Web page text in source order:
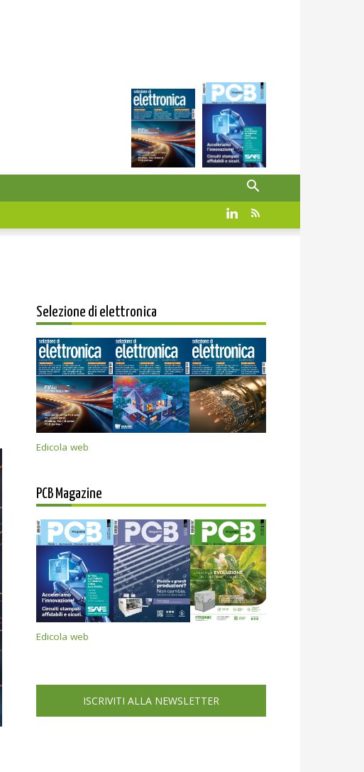
Selezione di elettronica
Edicola web
PCB Magazine
Edicola web
ISCRIVITI ALLA NEWSLETTER